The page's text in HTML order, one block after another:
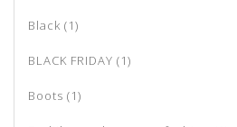
Black (1)
BLACK FRIDAY (1)
Boots (1)